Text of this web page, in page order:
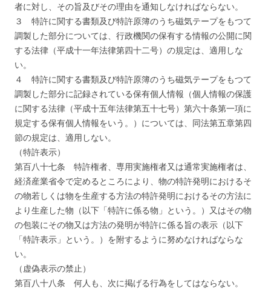
者に対し、その旨及びその理由を通知しなければならない。
３ 特許に関する書類及び特許原簿のうち磁気テープをもつて
調製した部分については、行政機関の保有する情報の公開に関
する法律（平成十一年法律第四十二号）の規定は、適用しな
い。
４ 特許に関する書類及び特許原簿のうち磁気テープをもつて
調製した部分に記録されている保有個人情報（個人情報の保護
に関する法律（平成十五年法律第五十七号）第六十条第一項に
規定する保有個人情報をいう。）については、同法第五章第四
節の規定は、適用しない。
（特許表示）
第百八十七条 特許権者、専用実施権者又は通常実施権者は、
経済産業省令で定めるところにより、物の特許発明におけるそ
の物若しくは物を生産する方法の特許発明におけるその方法に
より生産した物（以下「特許に係る物」という。）又はその物
の包装にその物又は方法の発明が特許に係る旨の表示（以下
「特許表示」という。）を附するように努めなければならな
い。
（虚偽表示の禁止）
第百八十八条 何人も、次に掲げる行為をしてはならない。